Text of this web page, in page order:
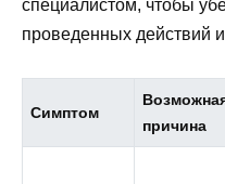
специалистом, чтобы
проведенных действий
Симптом
причина